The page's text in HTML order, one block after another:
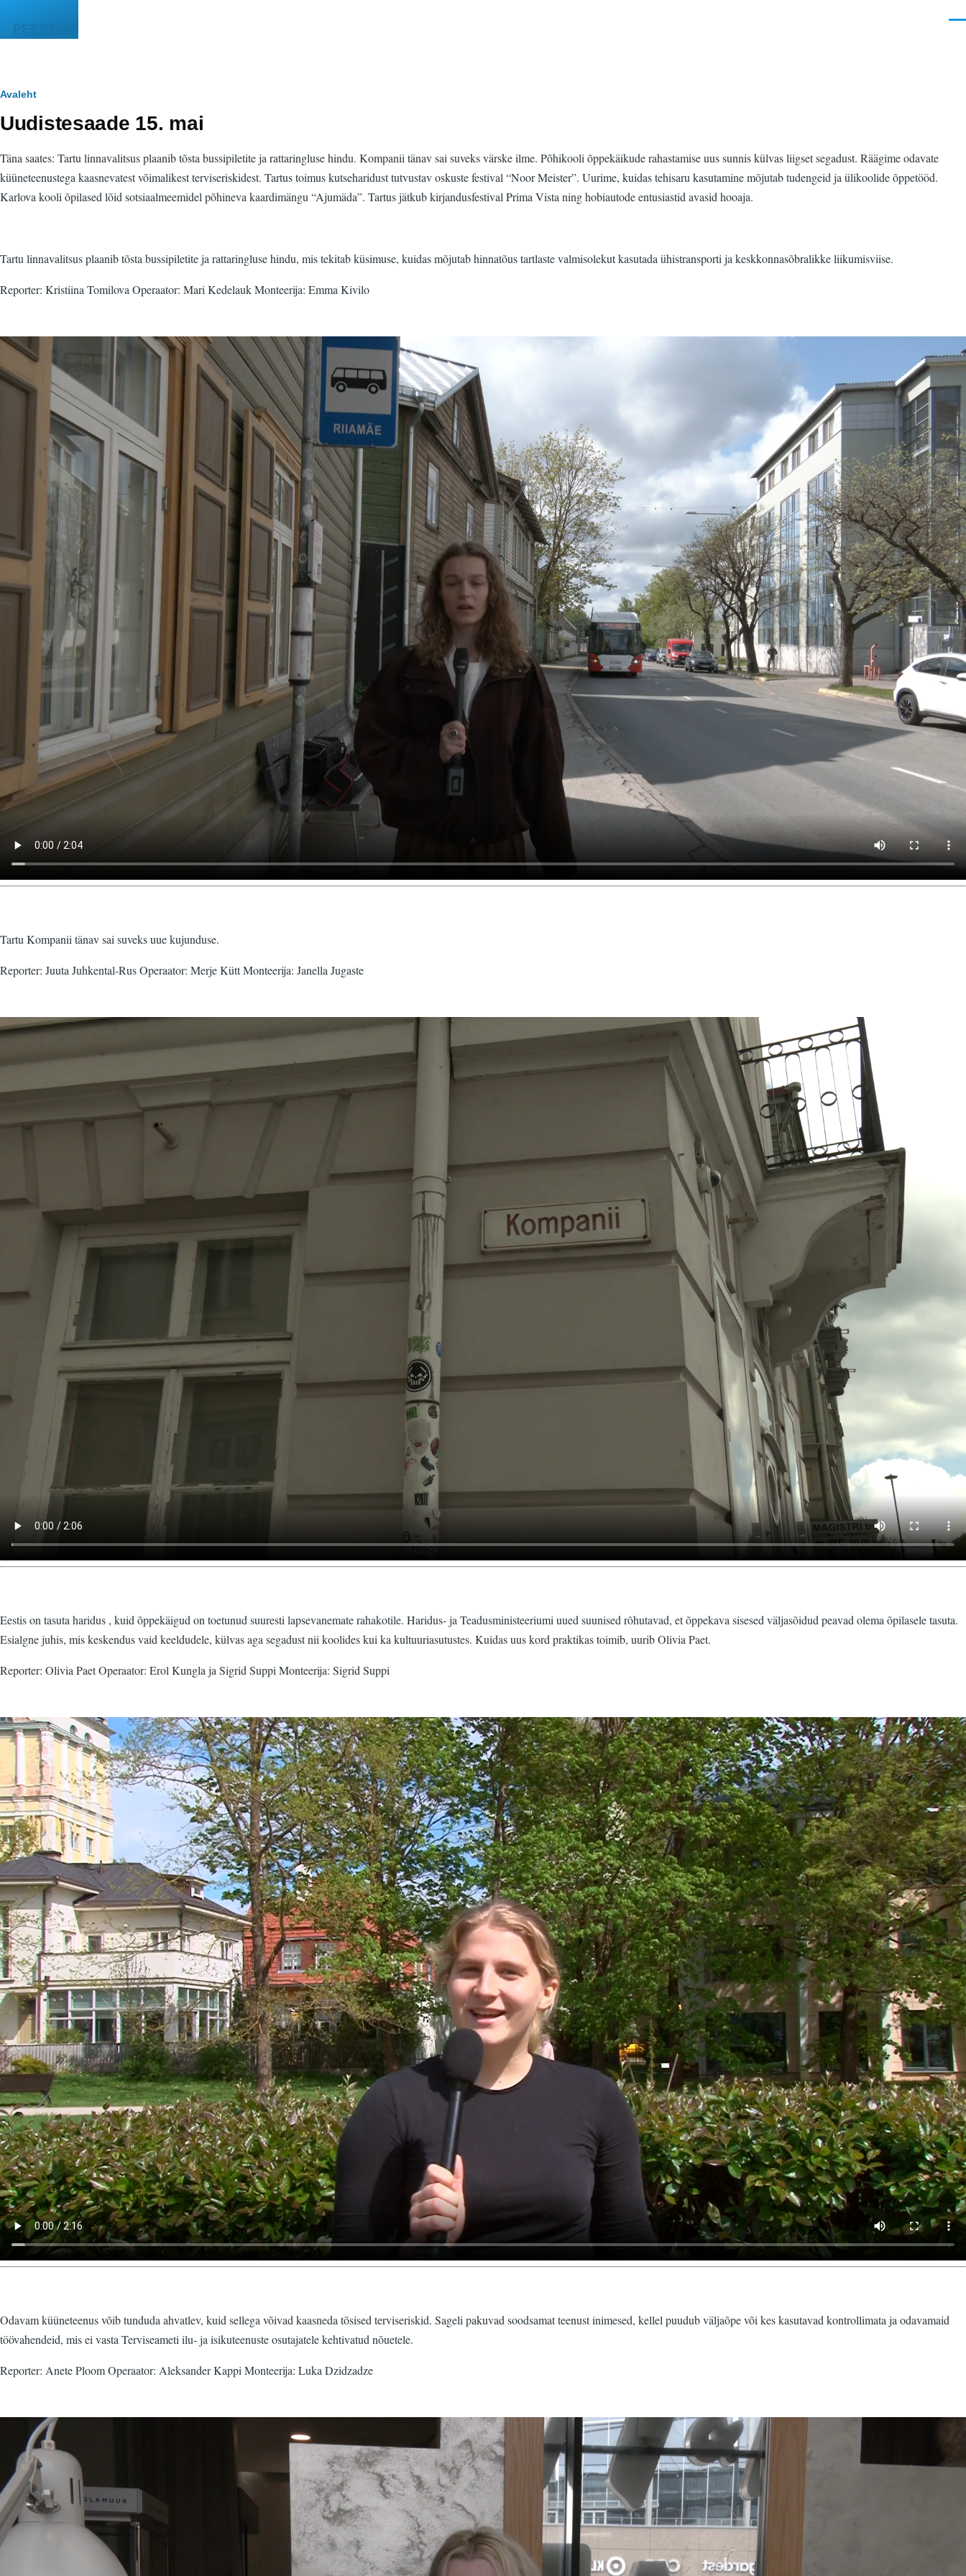
PEEGEL
Leivapuru
Avaleht
Uudistesaade 15. mai
Täna saates: Tartu linnavalitsus plaanib tõsta bussipiletite ja rattaringluse hindu. Kompanii tänav sai suveks värske ilme. Põhikooli õppekäikude rahastamise uus sunnis külvas liigset segadust. Räägime odavate
küüneteenustega kaasnevatest võimalikest terviseriskidest. Tartus toimus kutseharidust tutvustav oskuste festival “Noor Meister”. Uurime, kuidas tehisaru kasutamine mõjutab tudengeid ja ülikoolide õppetööd.
Karlova kooli õpilased lõid sotsiaalmeemidel põhineva kaardimängu “Ajumäda”. Tartus jätkub kirjandusfestival Prima Vista ning hobiautode entusiastid avasid hooaja.
Tartu linnavalitsus plaanib tõsta bussipiletite ja rattaringluse hindu, mis tekitab küsimuse, kuidas mõjutab hinnatõus tartlaste valmisolekut kasutada ühistransporti ja keskkonnasõbralikke liikumisviise.
Reporter: Kristiina Tomilova Operaator: Mari Kedelauk Monteerija: Emma Kivilo
Video
fail
Tartu Kompanii tänav sai suveks uue kujunduse.
Reporter: Juuta Juhkental-Rus Operaator: Merje Kütt Monteerija: Janella Jugaste
Video
Eestis on tasuta haridus , kuid õppekäigud on toetunud suuresti lapsevanemate rahakotile. Haridus- ja Teadusministeeriumi uued suunised rõhutavad, et õppekava sisesed väljasõidud peavad olema õpilasele tasuta.
Esialgne juhis, mis keskendus vaid keeldudele, külvas aga segadust nii koolides kui ka kultuuriasutustes. Kuidas uus kord praktikas toimib, uurib Olivia Paet.
Reporter: Olivia Paet Operaator: Erol Kungla ja Sigrid Suppi Monteerija: Sigrid Suppi
Video
fail
Odavam küüneteenus võib tunduda ahvatlev, kuid sellega võivad kaasneda tõsised terviseriskid. Sageli pakuvad soodsamat teenust inimesed, kellel puudub väljaõpe või kes kasutavad kontrollimata ja odavamaid
töövahendeid, mis ei vasta Terviseameti ilu- ja isikuteenuste osutajatele kehtivatud nõuetele.
Reporter: Anete Ploom Operaator: Aleksander Kappi Monteerija: Luka Dzidzadze